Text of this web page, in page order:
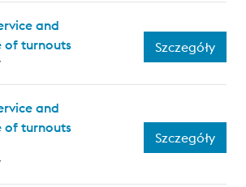
and
of turnouts
Szczegóły
and
of turnouts
Szczegóły